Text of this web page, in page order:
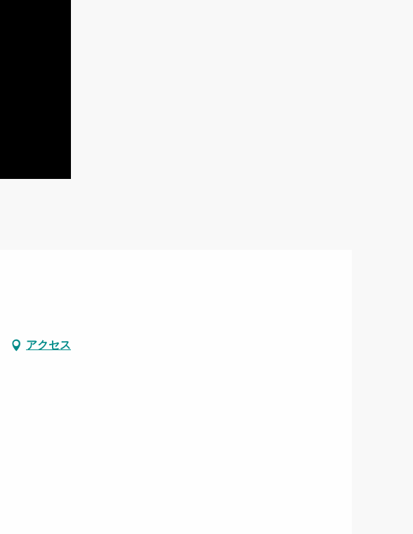
アクセス